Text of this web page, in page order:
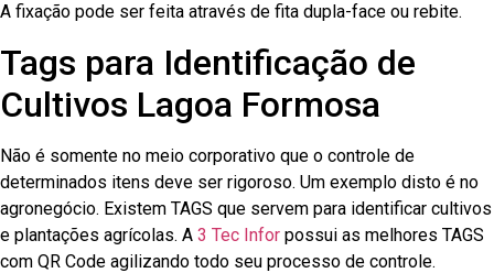
A fixação pode ser feita através de fita dupla-face ou rebite.
Tags para Identificação de
Cultivos Lagoa Formosa
Não é somente no meio corporativo que o controle de
determinados itens deve ser rigoroso. Um exemplo disto é no
agronegócio. Existem TAGS que servem para identificar cultivos
e plantações agrícolas. A 3 Tec Infor possui as melhores TAGS
com QR Code agilizando todo seu processo de controle.